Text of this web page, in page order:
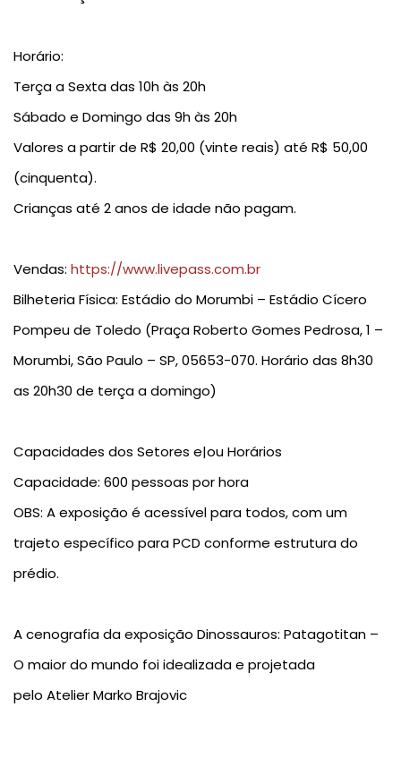
Horário:
Terça a Sexta das 10h às 20h
Sábado e Domingo das 9h às 20h
Valores a partir de R$ 20,00 (vinte reais) até R$ 50,00
(cinquenta).
Crianças até 2 anos de idade não pagam.
Vendas: https://www.livepass.com.br
Bilheteria Física: Estádio do Morumbi – Estádio Cícero
Pompeu de Toledo (Praça Roberto Gomes Pedrosa, 1 –
Morumbi, São Paulo – SP, 05653-070. Horário das 8h30
as 20h30 de terça a domingo)
Capacidades dos Setores e|ou Horários
Capacidade: 600 pessoas por hora
OBS: A exposição é acessível para todos, com um
trajeto específico para PCD conforme estrutura do
prédio.
A cenografia da exposição Dinossauros: Patagotitan –
O maior do mundo foi idealizada e projetada
pelo Atelier Marko Brajovic